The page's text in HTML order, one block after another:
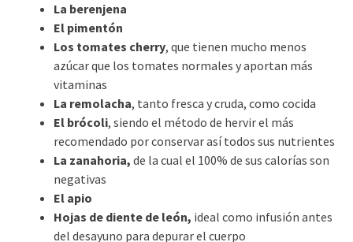
La berenjena
El pimentón
Los tomates cherry, que tienen mucho menos
azúcar que los tomates normales y aportan más
vitaminas
La remolacha, tanto fresca y cruda, como cocida
El brócoli, siendo el método de hervir el más
recomendado por conservar así todos sus nutrientes
La zanahoria, de la cual el 100% de sus calorías son
negativas
El apio
Hojas de diente de león, ideal como infusión antes
del desayuno para depurar el cuerpo